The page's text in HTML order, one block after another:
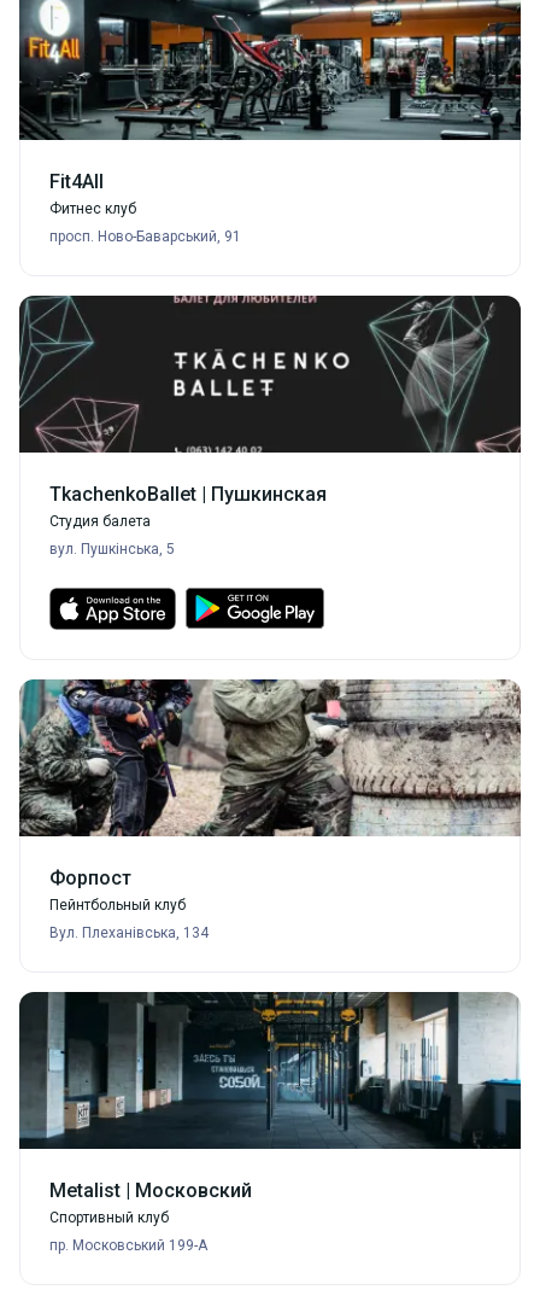
Fit4All
Фитнес клуб
просп. Ново-Баварський, 91
TkachenkoBallet | Пушкинская
Студия балета
вул. Пушкінська, 5
Форпост
Пейнтбольный клуб
Вул. Плеханівська, 134
Metalist | Московский
Спортивный клуб
пр. Московський 199-А